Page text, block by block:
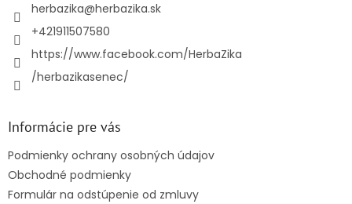
herbazika@herbazika.sk
+421911507580
https://www.facebook.com/HerbaZika
/herbazikasenec/
Informácie pre vás
Podmienky ochrany osobných údajov
Obchodné podmienky
Formulár na odstúpenie od zmluvy